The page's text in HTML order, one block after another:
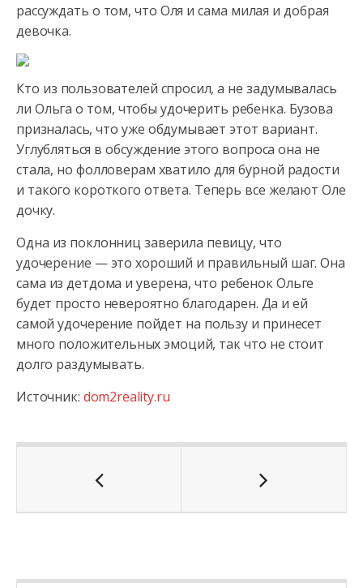
рассуждать о том, что Оля и сама милая и добрая
девочка.
Кто из пользователей спросил, а не задумывалась
ли Ольга о том, чтобы удочерить ребенка. Бузова
призналась, что уже обдумывает этот вариант.
Углубляться в обсуждение этого вопроса она не
стала, но фолловерам хватило для бурной радости
и такого короткого ответа. Теперь все желают Оле
дочку.
Одна из поклонниц заверила певицу, что
удочерение — это хороший и правильный шаг. Она
сама из детдома и уверена, что ребенок Ольге
будет просто невероятно благодарен. Да и ей
самой удочерение пойдет на пользу и принесет
много положительных эмоций, так что не стоит
долго раздумывать.
Источник: dom2reality.ru